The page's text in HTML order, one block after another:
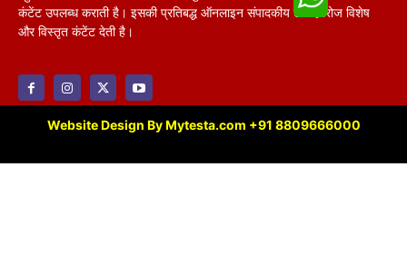
कंटेंट उपलब्ध कराती है। इसकी प्रतिबद्ध ऑनलाइन संपादकीय टीम हररोज विशेष
और विस्तृत कंटेंट देती है।
Website Design By Mytesta.com +91 8809666000